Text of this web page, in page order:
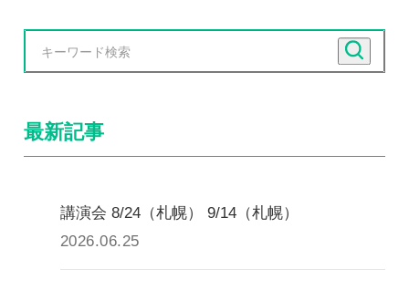
最新記事
講演会 8/24（札幌） 9/14（札幌）
2026.06.25